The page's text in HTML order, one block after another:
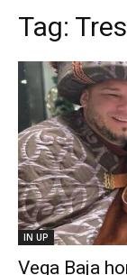
Tag:
IN UP
Vega Baja